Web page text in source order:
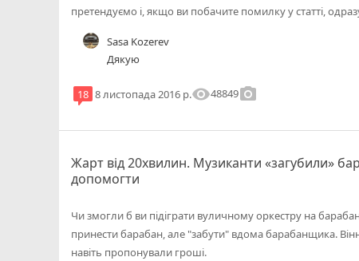
претендуємо і, якщо ви побачите помилку у статті,
Sasa Kozerev
Дякую
18 8 листопада 2016 р.visibility48849photo_camera
Жарт від 20хвилин. Музиканти «загубили»
допомогти
Чи змогли б ви підіграти вуличному оркестру на
принести барабан, але "забути" вдома барабанщика.
навіть пропонували гроші.